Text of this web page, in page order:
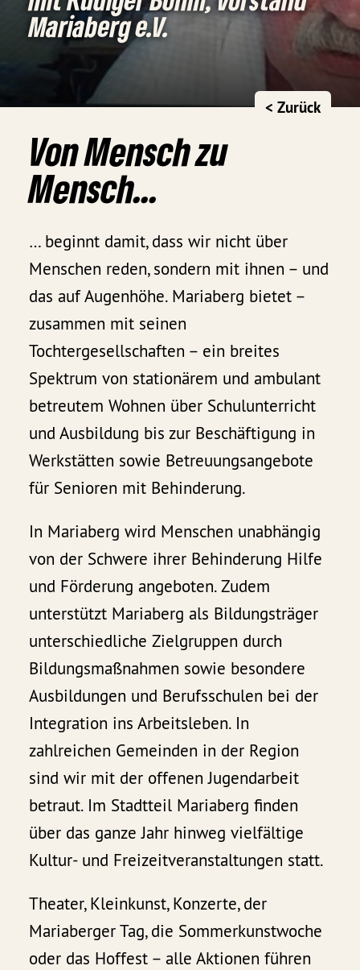
Mariaberg e.V.
< Zurück
Von Mensch zu
Mensch...
… beginnt damit, dass wir nicht über
Menschen reden, sondern mit ihnen – und
das auf Augenhöhe. Mariaberg bietet –
zusammen mit seinen
Tochtergesellschaften – ein breites
Spektrum von stationärem und ambulant
betreutem Wohnen über Schulunterricht
und Ausbildung bis zur Beschäftigung in
Werkstätten sowie Betreuungsangebote
für Senioren mit Behinderung.
In Mariaberg wird Menschen unabhängig
von der Schwere ihrer Behinderung Hilfe
und Förderung angeboten. Zudem
unterstützt Mariaberg als Bildungsträger
unterschiedliche Zielgruppen durch
Bildungsmaßnahmen sowie besondere
Ausbildungen und Berufsschulen bei der
Integration ins Arbeitsleben. In
zahlreichen Gemeinden in der Region
sind wir mit der offenen Jugendarbeit
betraut. Im Stadtteil Mariaberg finden
über das ganze Jahr hinweg vielfältige
Kultur- und Freizeitveranstaltungen statt.
Theater, Kleinkunst, Konzerte, der
Mariaberger Tag, die Sommerkunstwoche
oder das Hoffest – alle Aktionen führen